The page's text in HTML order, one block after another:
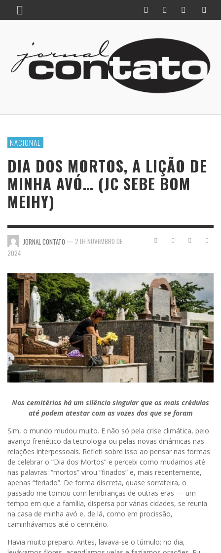
NACIONAL
DIA DOS MORTOS, A LIÇÃO DE
MINHA AVÓ… (JC SEBE BOM
MEIHY)
JORNAL CONTATO — 2 DE NOVEMBRO DE
2024
Nos cemitérios há um silêncio singular que os mais crédulos
até podem atestar com as vozes dos que se foram
Sim, o mundo mudou muito. E não só pela crise climática, pelo
avanço frenético da tecnologia ou pelas novas dinâmicas nas
relações interpessoais. Refleti sobre isso ao pensar nas formas
de celebrar o “Dia dos Mortos” e percebi como mudamos até
nas palavras: “mortos” virou “finados” e, mais recentemente,
apenas “feriado”. De forma discreta, quase sorrateira, o
passado me tomou com lembranças de outras eras — um
tempo em que a família, dispersa por várias cidades, se reunia
na casa de minha avó e, de lá, como em procissão,
caminhávamos até o cemitério.
Havia muito preparo. Antes, lavava-se o túmulo; no dia,